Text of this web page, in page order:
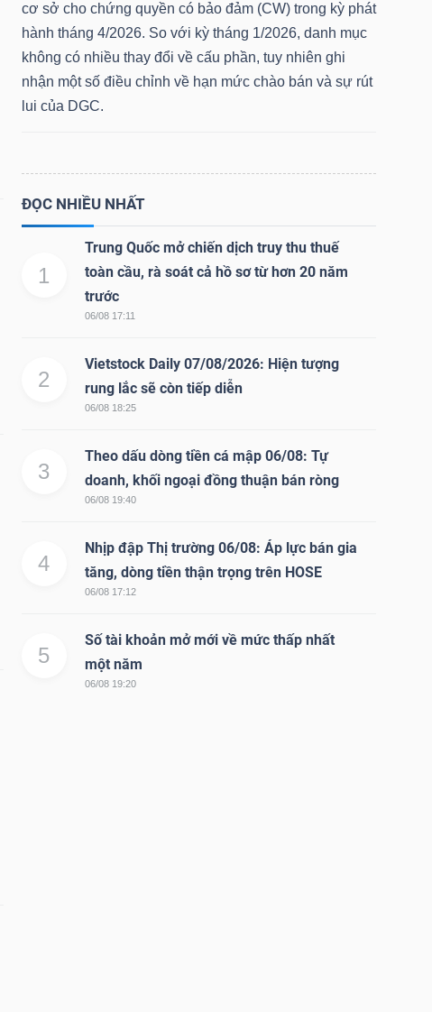
cơ sở cho chứng quyền có bảo đảm (CW) trong kỳ phát
hành tháng 4/2026. So với kỳ tháng 1/2026, danh mục
không có nhiều thay đổi về cấu phần, tuy nhiên ghi
nhận một số điều chỉnh về hạn mức chào bán và sự rút
lui của DGC.
ĐỌC NHIỀU NHẤT
1
Trung Quốc mở chiến dịch truy thu thuế
toàn cầu, rà soát cả hồ sơ từ hơn 20 năm
trước
06/08 17:11
2
Vietstock Daily 07/08/2026: Hiện tượng
rung lắc sẽ còn tiếp diễn
06/08 18:25
3
Theo dấu dòng tiền cá mập 06/08: Tự
doanh, khối ngoại đồng thuận bán ròng
06/08 19:40
4
Nhịp đập Thị trường 06/08: Áp lực bán gia
tăng, dòng tiền thận trọng trên HOSE
06/08 17:12
5
Số tài khoản mở mới về mức thấp nhất
một năm
06/08 19:20